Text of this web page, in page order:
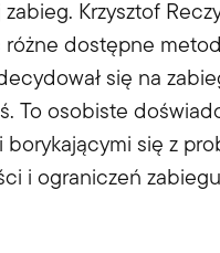
Krzysztof
dostępne
się na
To osobiste
się z
i ograniczeń